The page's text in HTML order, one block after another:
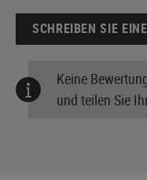
SCHREIBEN SIE
Keine
und teilen Sie